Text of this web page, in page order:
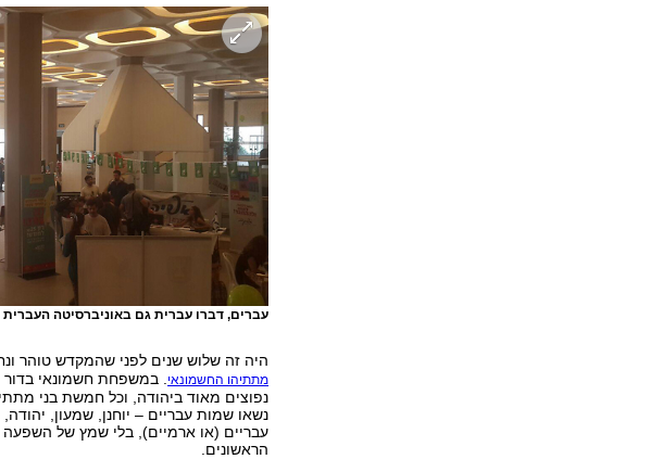
עברים, דברו עברית גם באוניברסיטה העברית
היה זה שלוש שנים לפני שהמקדש טוהר
מתתיהו החשמונאי
. במשפחת חשמונאי בדור
נפוצים מאוד ביהודה, וכל חמשת בני
נשאו שמות עבריים – יוחנן, שמעון, יהודה,
עבריים (או ארמיים), בלי שמץ של השפעה
הראשונים.